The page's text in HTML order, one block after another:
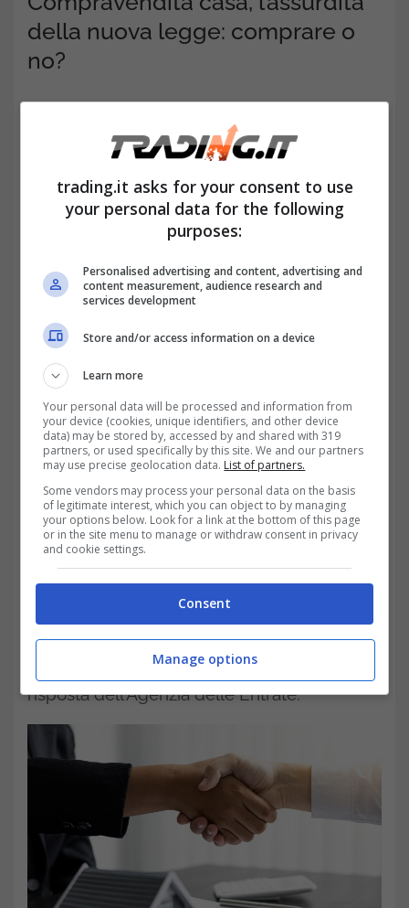
della nuova legge: comprare o
no?
I primi chiarimentidella circolare vengono
annessi agli ultimi
dell’Agenzia delle Entrate in relazione al
Plusvalore del Bonus.Con esso si fa
riferimento alla differenza tra il prezzo di
acquisto e quello di vendita di un bene, e da
ciò si determina il cosiddetto “plusvalore”.
Questo scatta nel momento in cui c’è una
cessione a titolo oneroso di immobili con
oggetto il superbonus, ma non da più di 10
Quindi, verranno tassati o no?
risposta dell’Agenzia delle Entrate.
trading.it asks for your consent to use
your personal data for the following
purposes:
Personalised advertising and content, advertising and
content measurement, audience research and
services development
Store and/or access information on a device
Learn more
Your personal data will be processed and information from
your device (cookies, unique identifiers, and other device
data) may be stored by, accessed by and shared with 319
partners, or used specifically by this site. We and our partners
may use precise geolocation data. List of partners.
Some vendors may process your personal data on the basis
of legitimate interest, which you can object to by managing
your options below. Look for a link at the bottom of this page
or in the site menu to manage or withdraw consent in privacy
and cookie settings.
Consent
Manage options